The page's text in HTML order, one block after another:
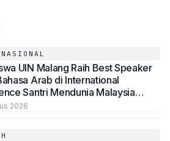
UIN Malang Raih Best Speaker
Arab di International
Santri Mendunia Malaysia
2026